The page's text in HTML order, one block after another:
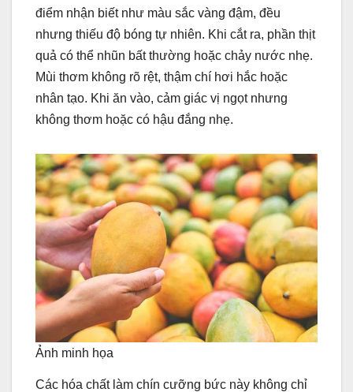
điểm nhận biết như màu sắc vàng đậm, đều
nhưng thiếu độ bóng tự nhiên. Khi cắt ra, phần thịt
quả có thể nhũn bất thường hoặc chảy nước nhẹ.
Mùi thơm không rõ rệt, thậm chí hơi hắc hoặc
nhân tạo. Khi ăn vào, cảm giác vị ngọt nhưng
không thơm hoặc có hậu đắng nhẹ.
Ảnh minh họa
Các hóa chất làm chín cưỡng bức này không chỉ